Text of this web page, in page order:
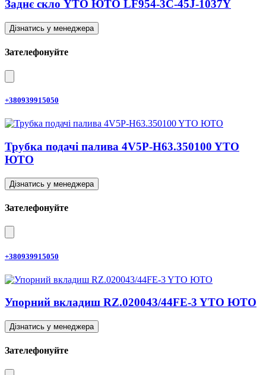
Заднє скло YTO ЮТО LF954-3C-45J-1037Y
Дізнатись у менеджера
Зателефонуйте
+380939915050
Трубка подачі палива 4V5P-H63.350100 YTO
ЮТО
Дізнатись у менеджера
Зателефонуйте
+380939915050
Упорний вкладиш RZ.020043/44FE-3 YTO ЮТО
Дізнатись у менеджера
Зателефонуйте